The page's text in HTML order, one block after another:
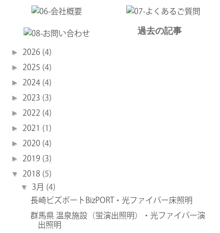
過去の記事
► 2026 (4)
► 2025 (4)
► 2024 (4)
► 2023 (3)
► 2022 (4)
► 2021 (1)
► 2020 (4)
► 2019 (3)
▼ 2018 (5)
▼ 3月 (4)
長崎ビズポートBizPORT・光ファイバー床照明
群馬県 温泉施設（蛍演出照明）・光ファイバー演
出照明